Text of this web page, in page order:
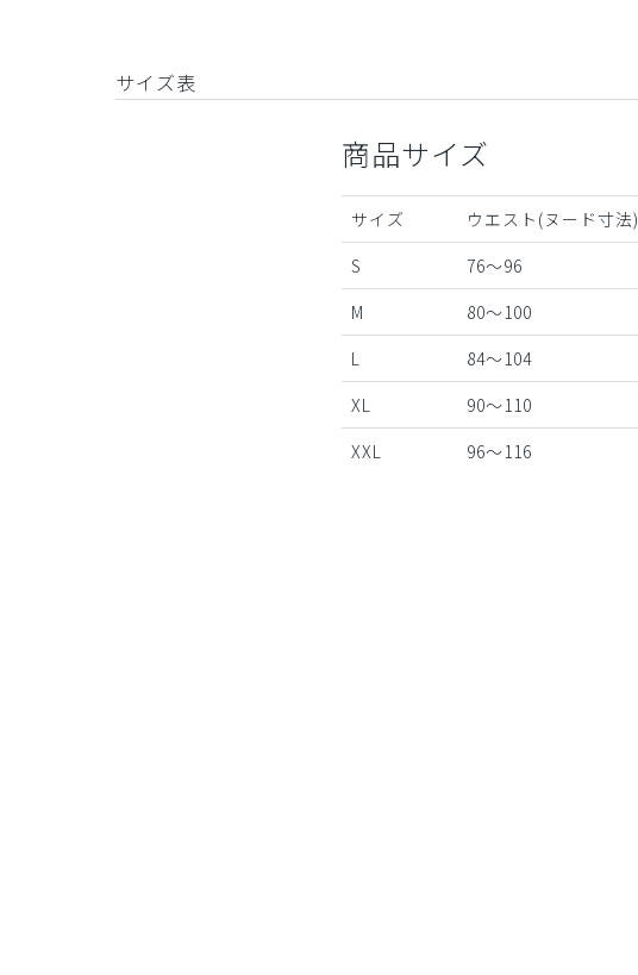
サイズ表
商品サイズ
サイズ ウエスト(ヌード寸法)
S
76～96
M
80～100
L
84～104
XL
90～110
XXL
96～116